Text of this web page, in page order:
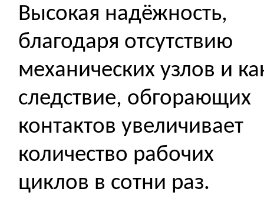
Высокая надёжность,
благодаря отсутствию
механических узлов и
следствие, обгорающих
контактов увеличивает
количество рабочих
циклов в сотни раз.